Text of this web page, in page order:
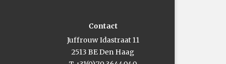
Contact
Juffrouw Idastraat 11
2513 BE Den Haag